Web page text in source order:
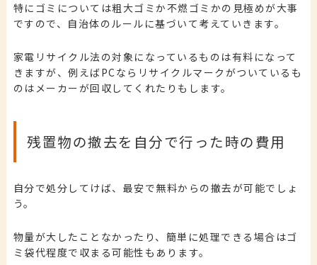
特にゴミについては粗大ゴミか不燃ゴミかの見極めが大事
ですので、自治体のルールに基づいて考えていきます。
家電リサイクル法の対象になっているものは有料になって
きますが、例えばPCならリサイクルマークがついているも
のはメーカーが回収してくれたりもします。
残置物の撤去を自分で行った時の費用
自分で処分してけば、最安で無料からの撤去が可能でしょ
う。
物量が大したことなかったり、簡単に処理できる場合はゴ
ミ袋代程度で収まる可能性もあります。